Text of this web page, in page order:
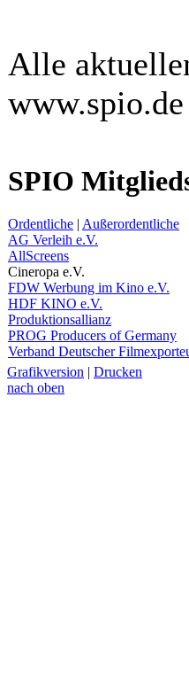
Alle
www.spio.de
SPIO
Ordentliche | Außerordentliche
AG Verleih e.V.
AllScreens
Cineropa e.V.
FDW Werbung im Kino e.V.
HDF KINO e.V.
Produktionsallianz
PROG Producers of Germany
Verband Deutscher
Grafikversion | Drucken
nach oben